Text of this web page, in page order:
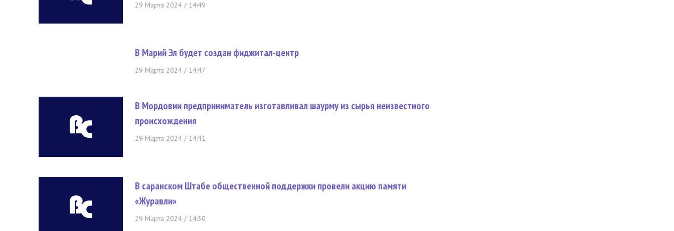
29 Марта 2024 / 14:49
В Марий Эл будет создан фиджитал-центр
29 Марта 2024 / 14:47
В Мордовии предприниматель изготавливал шаурму из сырья неизвестного
происхождения
29 Марта 2024 / 14:41
В саранском Штабе общественной поддержки провели акцию памяти
«Журавли»
29 Марта 2024 / 14:30